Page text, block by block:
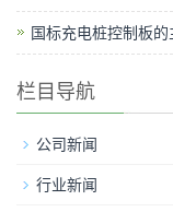
国标充电桩控制板的
栏目导航
公司新闻
行业新闻